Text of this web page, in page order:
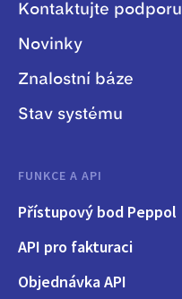
Kontaktujte podporu
Novinky
Znalostní báze
Stav systému
FUNKCE A API
Přístupový bod Peppol
API pro fakturaci
Objednávka API